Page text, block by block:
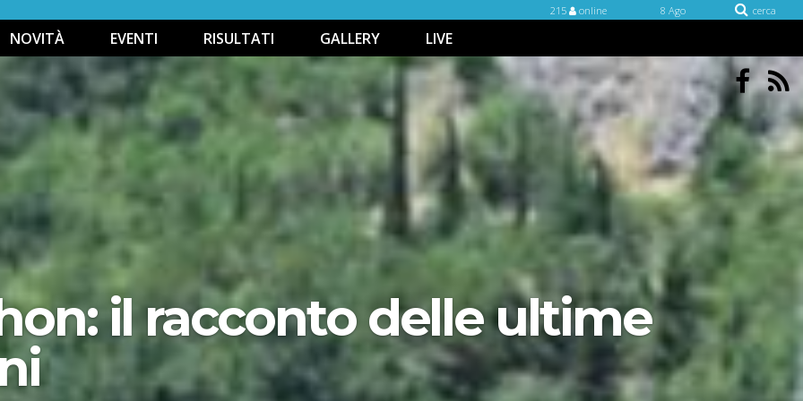
cerca
8 Ago
215 online
NOVITÀ EVENTI RISULTATI GALLERY LIVE
il racconto delle ultime